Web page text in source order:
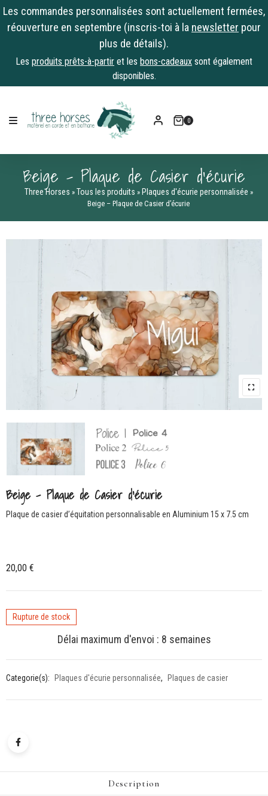
Les commandes personnalisées sont actuellement fermées,
réouverture en septembre (inscris-toi à la newsletter pour
plus de détails).
Les produits prêts-à-partir et les bons-cadeaux sont également
disponibles.
content
0
Beige – Plaque de Casier d’écurie
Three Horses » Tous les produits » Plaques d'écurie personnalisée »
Beige – Plaque de Casier d’écurie
Beige – Plaque de Casier d’écurie
Plaque de casier d’équitation personnalisable en Aluminium 15 x 7.5 cm
20,00 €
Rupture de stock
Délai maximum d'envoi : 8 semaines
Categorie(s): Plaques d'écurie personnalisée, Plaques de casier
Description